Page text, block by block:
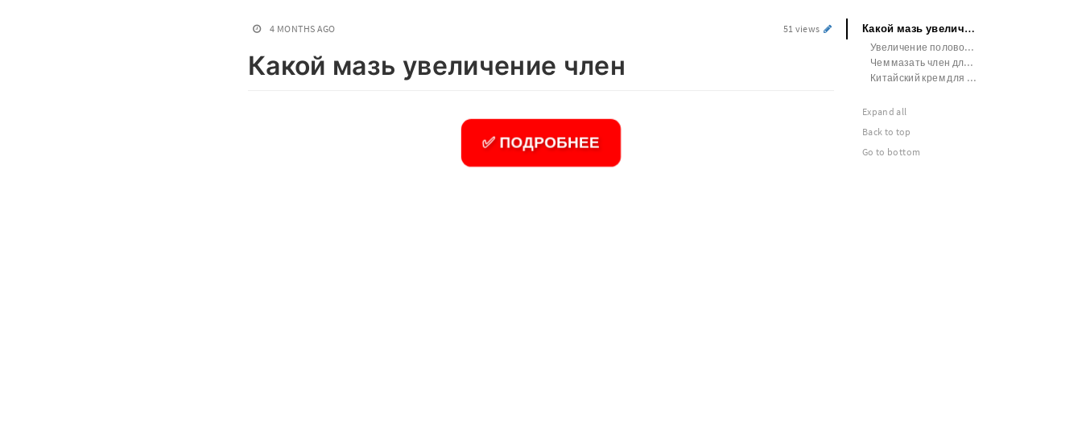
4 MONTHS AGO 51 views
Какой мазь увеличение член
✅ ПОДРОБНЕЕ
Какой мазь увеличение член
Увеличение полового члена полимолочный
Чем мазать член для закрепления эффекта увеличения
Китайский крем для увеличения члена
Expand all
Back to top
Go to bottom